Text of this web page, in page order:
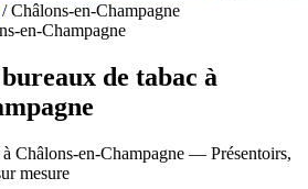
/ Châlons-en-Champagne
en-Champagne
de tabac à
Châlons-en-Champagne — Présentoirs,
mesure